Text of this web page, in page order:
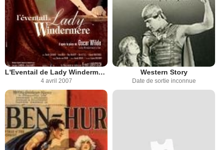
L'Eventail de Lady Windermere
4 avril 2007
Western Story
Date de sortie inconnue